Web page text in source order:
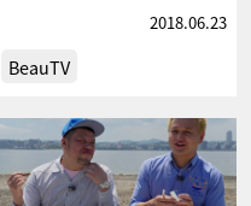
2018.06.23
BeauTV